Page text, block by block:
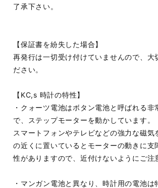
了承下さい。
【保証書を紛失した場合】
再発行は一切受け付けていませんので、大
ださい。
【KC,s 時計の特性】
・クォーツ電池はボタン電池と呼ばれる非
で、ステップモーターを動かしています。
スマートフォンやテレビなどの強力な磁気
の近くに置いているとモーターの動きに支
性がありますので、近付けないようにご注
・マンガン電池と異なり、時計用の電池は